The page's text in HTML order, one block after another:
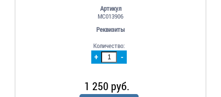
Артикул
MC013906
Реквизиты
+ -
Количество:
1 250 руб.